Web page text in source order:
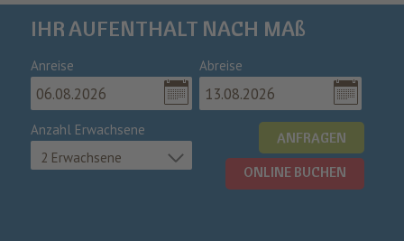
IHR AUFENTHALT NACH MAß
Anreise Abreise
Anzahl Erwachsene
2 Erwachsene
ANFRAGEN
ONLINE BUCHEN